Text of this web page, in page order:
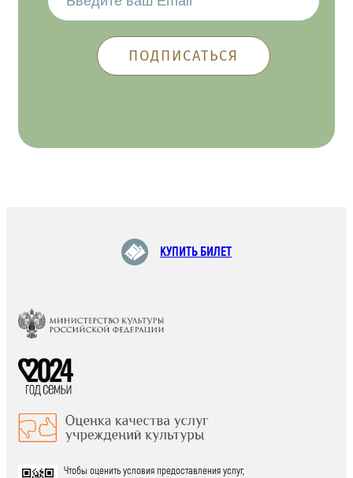
КУПИТЬ БИЛЕТ
Чтобы оценить условия предоставления услуг,